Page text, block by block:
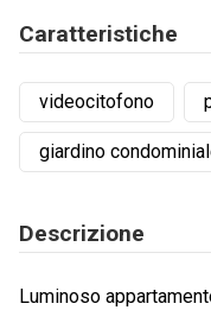
Caratteristiche
videocitofono
giardino
Descrizione
Luminoso